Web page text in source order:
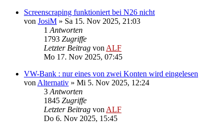
Screenscraping funktioniert bei N26 nicht
von JosiM » Sa 15. Nov 2025, 21:03
1 Antworten
1793 Zugriffe
Letzter Beitrag von ALF
Mo 17. Nov 2025, 07:45
VW-Bank : nur eines von zwei Konten wird eingelesen
von Alternativ » Mi 5. Nov 2025, 12:24
3 Antworten
1845 Zugriffe
Letzter Beitrag von ALF
Do 6. Nov 2025, 15:45